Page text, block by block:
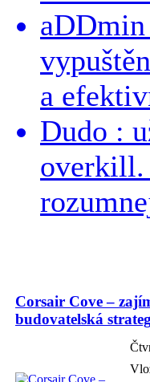
a
Dudo :
overkill.
Corsair Cove –
budovatelská